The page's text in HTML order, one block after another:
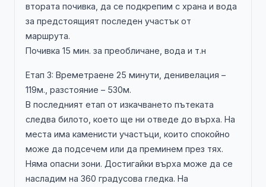
втората почивка, да се подкрепим с храна и вода
за предстоящият последен участък от
маршрута.
Почивка 15 мин. за преобличане, вода и т.н
Етап 3: Времетраене 25 минути, денивелация –
119м., разстояние – 530м.
В последният етап от изкачването пътеката
следва билото, което ще ни отведе до върха. На
места има каменисти участъци, които спокойно
може да подсечем или да преминем през тях.
Няма опасни зони. Достигайки върха може да се
насладим на 360 градусова гледка. На